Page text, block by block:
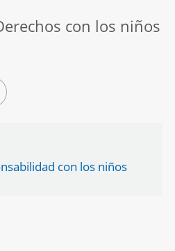
con los niños
con los niños